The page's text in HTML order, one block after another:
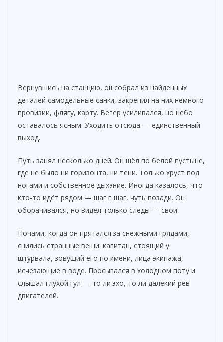
Вернувшись на станцию, он собрал из найденных
деталей самодельные санки, закрепил на них немного
провизии, флягу, карту. Ветер усиливался, но небо
оставалось ясным. Уходить отсюда — единственный
выход.
Путь занял несколько дней. Он шёл по белой пустыне,
где не было ни горизонта, ни тени. Только хруст под
ногами и собственное дыхание. Иногда казалось, что
кто-то идёт рядом — шаг в шаг, чуть позади. Он
оборачивался, но видел только следы — свои.
Ночами, когда он прятался за снежными грядами,
снились странные вещи: капитан, стоящий у
штурвала, зовущий его по имени, лица экипажа,
исчезающие в воде. Просыпался в холодном поту и
слышал глухой гул — то ли эхо, то ли далёкий рев
двигателей.